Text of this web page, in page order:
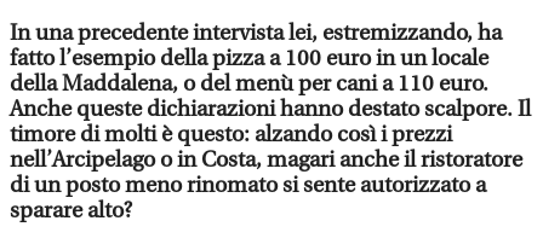
In una precedente intervista lei, estremizzando, ha
fatto l’esempio della pizza a 100 euro in un locale
della Maddalena, o del menù per cani a 110 euro.
Anche queste dichiarazioni hanno destato scalpore. Il
timore di molti è questo: alzando così i prezzi
nell’Arcipelago o in Costa, magari anche il ristoratore
di un posto meno rinomato si sente autorizzato a
sparare alto?